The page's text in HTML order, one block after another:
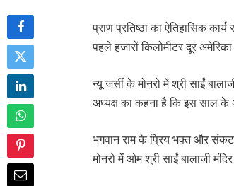
प्राण प्रतिष्ठा का ऐतिहासिक
पहले हजारों किलोमीटर दूर
न्यू जर्सी के मोनरो में श्री साईं
अध्यक्ष का कहना है कि इस साल के
भगवान राम के प्रिय भक्त और
मोनरो में ओम श्री साईं बालाजी